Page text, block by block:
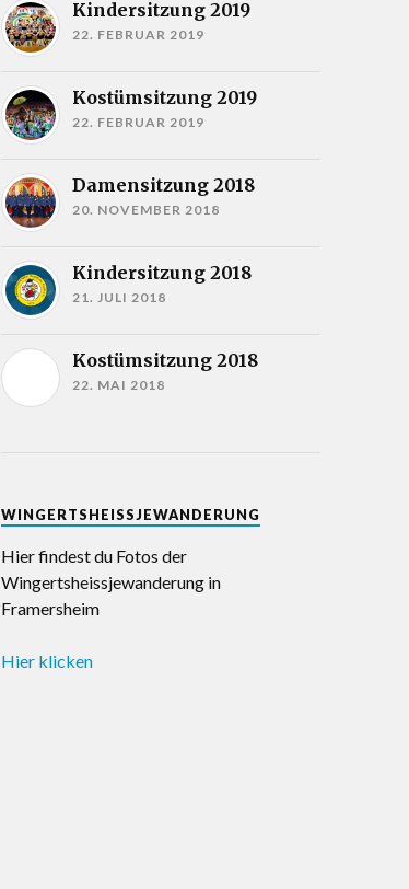
Kindersitzung 2019
22. FEBRUAR 2019
Kostümsitzung 2019
22. FEBRUAR 2019
Damensitzung 2018
20. NOVEMBER 2018
Kindersitzung 2018
21. JULI 2018
Kostümsitzung 2018
22. MAI 2018
WINGERTSHEISSJEWANDERUNG
Hier findest du Fotos der
Wingertsheissjewanderung in
Framersheim
Hier klicken